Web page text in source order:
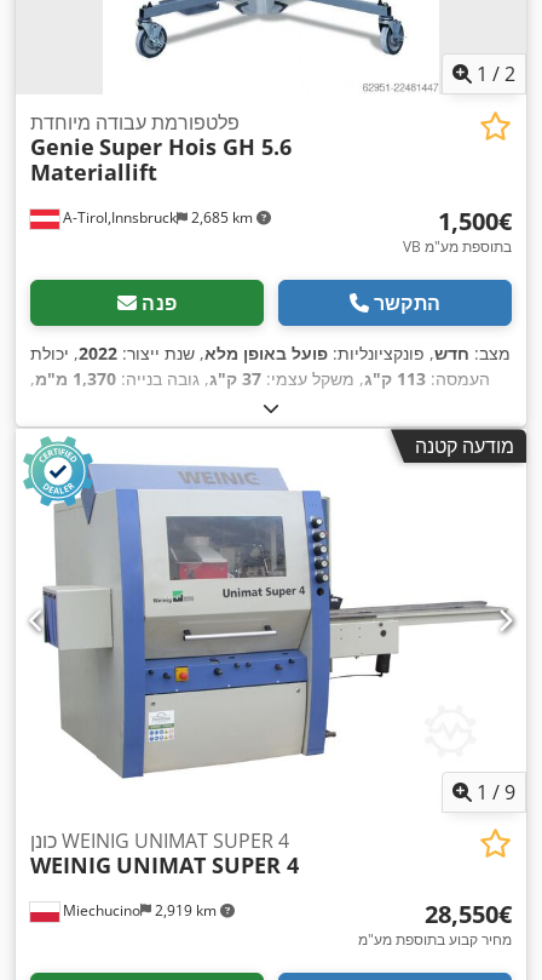
1 /2
A-Tirol,Innsbruck 2,685 km
פלטפורמת עבודה מיוחדת
Genie Super Hois GH 5.6
Materiallift
‏1,500 ‏€
VB בתוספת מע"מ
פנה התקשר
מצב: חדש, פונקציונליות: פועל באופן מלא, שנת ייצור: 2022, יכולת
העמסה: 113 ק"ג , משקל עצמי: 37 ק"ג , גובה בנייה: 1,370 מ"מ
,
, סוג הנעה:Handbetrieb
1,350 מ"מ,
מודעה קטנה
1 /9
Miechucino 2,919 km
כונן WEINIG UNIMAT SUPER 4
WEINIG UNIMAT SUPER 4
‏28,550 ‏€
מחיר קבוע בתוספת מע"מ